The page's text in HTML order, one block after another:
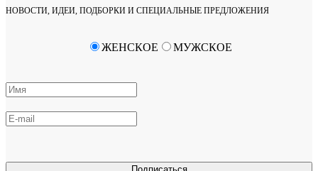
НОВОСТИ, ИДЕИ, ПОДБОРКИ И СПЕЦИАЛЬНЫЕ ПРЕДЛОЖЕНИЯ
ЖЕНСКОЕ МУЖСКОЕ